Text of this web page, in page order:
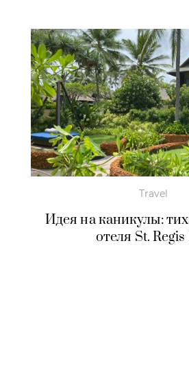
Travel
Идея на каникулы:
отеля St.